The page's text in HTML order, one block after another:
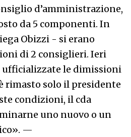
d’amministrazione,
da 5 componenti. In
Obizzi - si erano
di 2 consiglieri. Ieri
le dimissioni
rimasto solo il presidente
condizioni, il cda
uno nuovo o un
—